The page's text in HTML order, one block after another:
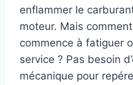
enflammer le
moteur. Mais
commence à fatiguer
service ? Pas besoin
mécanique pour